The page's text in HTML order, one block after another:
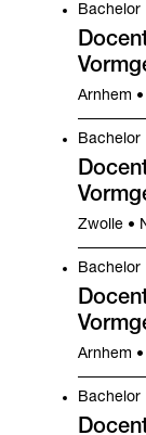
Bachelor
Arnhem
Bachelor
Zwolle •
Bachelor
Arnhem
Bachelor